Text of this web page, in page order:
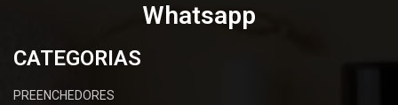
Whatsapp
CATEGORIAS
PREENCHEDORES